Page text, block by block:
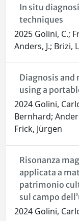
In situ
techniques
2025 Golini, C.;
Anders, J.; Brizi,
Diagnosis
using a
2024 Golini,
Bernhard;
Frick, Jürgen
Risonanza
applicata a
patrimonio
sul campo
2024 Golini,